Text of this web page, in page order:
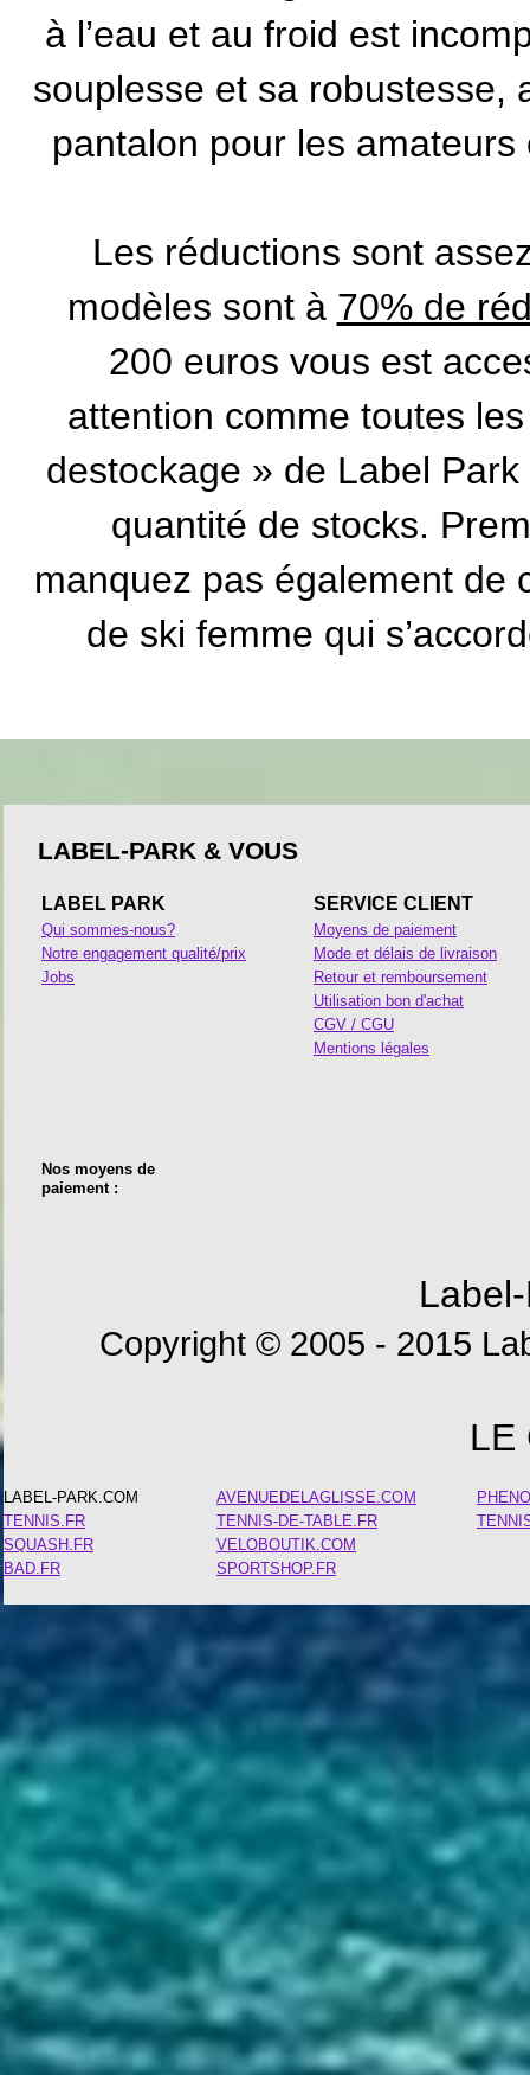
à l’eau et au froid est
souplesse et sa robustesse,
pantalon pour les
Les réductions sont
modèles sont à 70% de
200 euros vous est
attention comme toutes
destockage » de Label
quantité de stocks.
manquez pas également de
de ski femme qui
LABEL-PARK & VOUS
LABEL PARK
Qui sommes-nous?
Notre engagement qualité/prix
Jobs
SERVICE CLIENT
Moyens de paiement
Mode et délais de livraison
Retour et remboursement
Utilisation bon d'achat
CGV / CGU
Mentions légales
Nos moyens de
paiement :
Copyright © 2005 - 2015
LE
LABEL-PARK.COM
TENNIS.FR
SQUASH.FR
BAD.FR
AVENUEDELAGLISSE.COM
TENNIS-DE-TABLE.FR
VELOBOUTIK.COM
SPORTSHOP.FR